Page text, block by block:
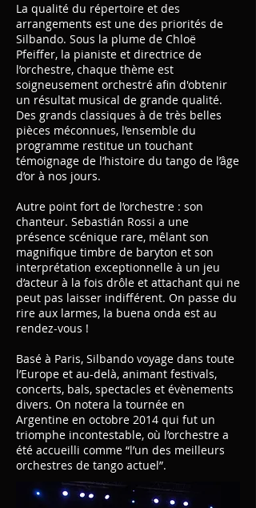
La qualité du répertoire et des
arrangements est une des priorités de
Silbando. Sous la plume de Chloë
Pfeiffer, la pianiste et directrice de
l’orchestre, chaque thème est
soigneusement orchestré afin d'obtenir
un résultat musical de grande qualité.
Des grands classiques à de très belles
pièces méconnues, l’ensemble du
programme restitue un touchant
témoignage de l’histoire du tango de l’âge
d’or à nos jours.
Autre point fort de l’orchestre : son
chanteur. Sebastián Rossi a une
présence scénique rare, mêlant son
magnifique timbre de baryton et son
interprétation exceptionnelle à un jeu
d’acteur à la fois drôle et attachant qui ne
peut pas laisser indifférent. On passe du
rire aux larmes, la buena onda est au
rendez-vous !
Basé à Paris, Silbando voyage dans toute
l’Europe et au-delà, animant festivals,
concerts, bals, spectacles et évènements
divers. On notera la tournée en
Argentine en octobre 2014 qui fut un
triomphe incontestable, où l’orchestre a
été accueilli comme “l’un des meilleurs
orchestres de tango actuel”.